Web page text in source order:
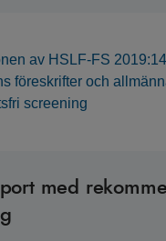
av HSLF-FS 2019:14
föreskrifter och
screening
med